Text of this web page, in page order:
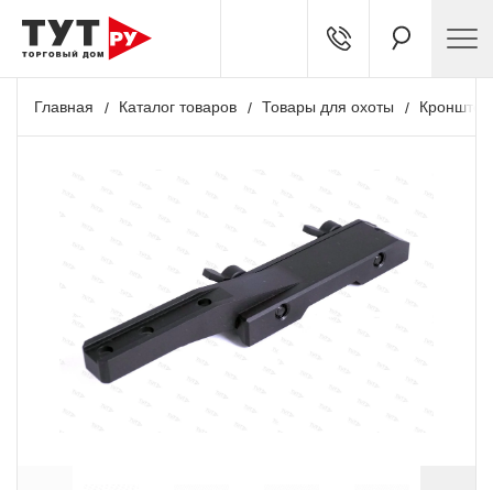
Главная Каталог товаров Товары для охоты